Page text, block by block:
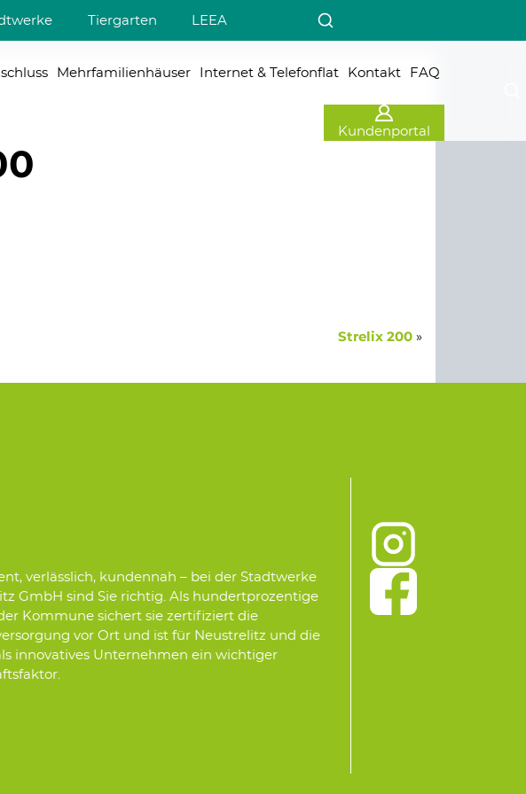
Tiergarten LEEA
Mehrfamilienhäuser Internet & Telefonflat Kontakt FAQ
Kundenportal
Strelix 200 »
verlässlich, kundennah – bei der Stadtwerke
GmbH sind Sie richtig. Als hundertprozentige
Kommune sichert sie zertifiziert die
vor Ort und ist für Neustrelitz und die
innovatives Unternehmen ein wichtiger